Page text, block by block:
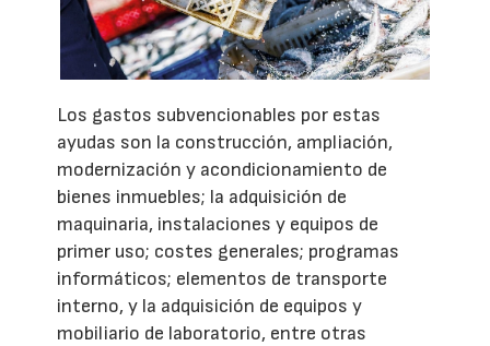
Los gastos subvencionables por estas
ayudas son la construcción, ampliación,
modernización y acondicionamiento de
bienes inmuebles; la adquisición de
maquinaria, instalaciones y equipos de
primer uso; costes generales; programas
informáticos; elementos de transporte
interno, y la adquisición de equipos y
mobiliario de laboratorio, entre otras